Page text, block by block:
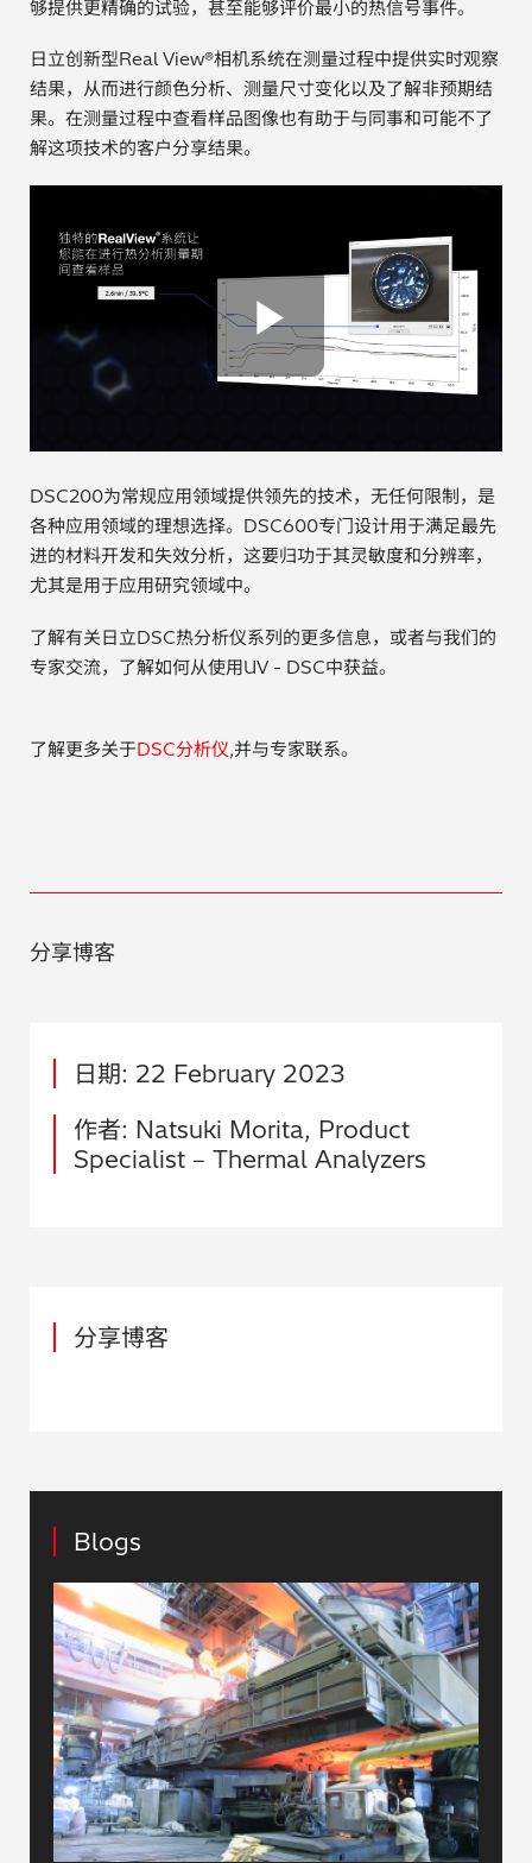
够提供更精确的试验，甚至能够评价最小的热信号事件。
日立创新型Real View®相机系统在测量过程中提供实时观察
结果，从而进行颜色分析、测量尺寸变化以及了解非预期结
果。在测量过程中查看样品图像也有助于与同事和可能不了
解这项技术的客户分享结果。
Play
DSC200为常规应用领域提供领先的技术，无任何限制，是
各种应用领域的理想选择。DSC600专门设计用于满足最先
进的材料开发和失效分析，这要归功于其灵敏度和分辨率，
尤其是用于应用研究领域中。
了解有关日立DSC热分析仪系列的更多信息，或者与我们的
专家交流，了解如何从使用UV - DSC中获益。
了解更多关于DSC分析仪,并与专家联系。
分享博客
日期: 22 February 2023
作者: Natsuki Morita, Product
Specialist – Thermal Analyzers
分享博客
Blogs